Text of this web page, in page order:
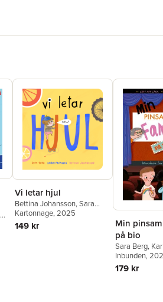
Vi letar hjul
Bettina Johansson,Sara
Berg,Karin Frimodig
Kartonnage, 2025
149 kr
Min
på bio
Sara Berg,
Inbunden,
179 kr